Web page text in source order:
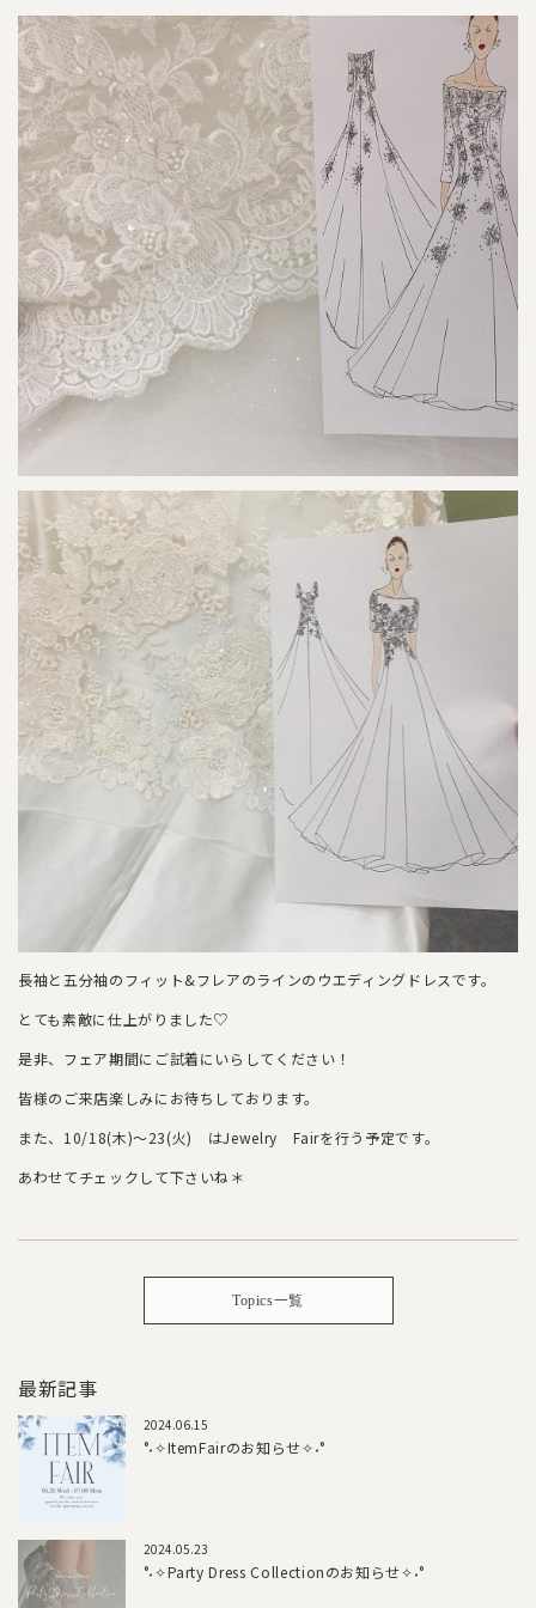
長袖と五分袖のフィット&フレアのラインのウエディングドレスです。
とても素敵に仕上がりました♡
是非、フェア期間にご試着にいらしてください！
皆様のご来店楽しみにお待ちしております。
また、10/18(木)～23(火) はJewelry Fairを行う予定です。
あわせてチェックして下さいね＊
Topics一覧
最新記事
2024.06.15
°˖✧ItemFairのお知らせ✧˖°
2024.05.23
°˖✧Party Dress Collectionのお知らせ✧˖°